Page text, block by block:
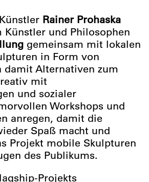
Rainer Prohaska
Künstler und Philosophen
gemeinsam mit lokalen
in Form von
damit Alternativen zum
mit
und sozialer
Workshops und
anregen, damit die
Spaß macht und
Projekt mobile Skulpturen
des Publikums.
Projekts